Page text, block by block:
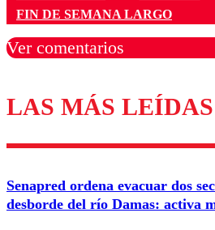
FIN DE SEMANA LARGO
Ver comentarios
Los comentarios son
diálogo
Nombre
Correo
LAS MÁS LEÍDAS
Senapred ordena evacuar dos
desborde del río Damas: activa